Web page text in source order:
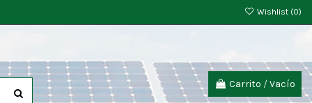
Wishlist (0)
Carrito /Vacío